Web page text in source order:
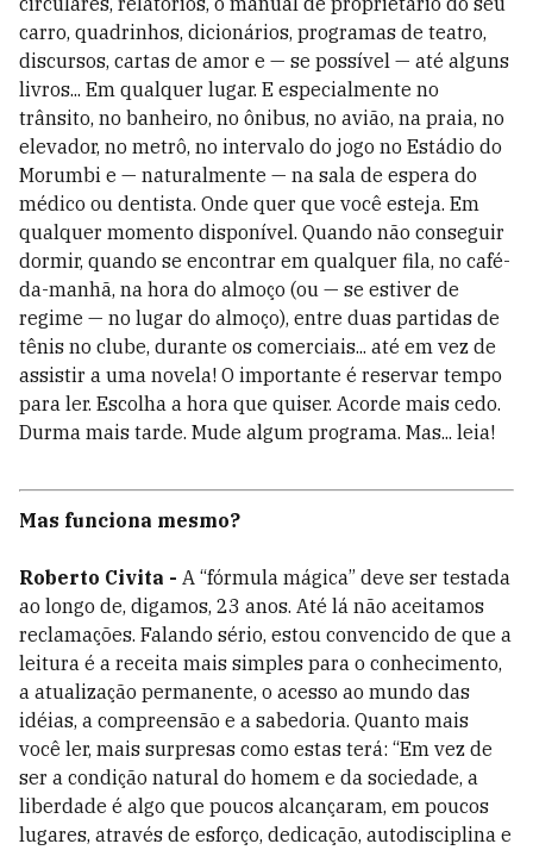
carro, quadrinhos, dicionários, programas de teatro,
discursos, cartas de amor e — se possível — até alguns
livros... Em qualquer lugar. E especialmente no
trânsito, no banheiro, no ônibus, no avião, na praia, no
elevador, no metrô, no intervalo do jogo no Estádio do
Morumbi e — naturalmente — na sala de espera do
médico ou dentista. Onde quer que você esteja. Em
qualquer momento disponível. Quando não conseguir
dormir, quando se encontrar em qualquer fila, no café-
da-manhã, na hora do almoço (ou — se estiver de
regime — no lugar do almoço), entre duas partidas de
tênis no clube, durante os comerciais... até em vez de
assistir a uma novela! O importante é reservar tempo
para ler. Escolha a hora que quiser. Acorde mais cedo.
Durma mais tarde. Mude algum programa. Mas... leia!
Mas funciona mesmo?
Roberto Civita - A “fórmula mágica” deve ser testada
ao longo de, digamos, 23 anos. Até lá não aceitamos
reclamações. Falando sério, estou convencido de que a
leitura é a receita mais simples para o conhecimento,
a atualização permanente, o acesso ao mundo das
idéias, a compreensão e a sabedoria. Quanto mais
você ler, mais surpresas como estas terá: “Em vez de
ser a condição natural do homem e da sociedade, a
liberdade é algo que poucos alcançaram, em poucos
lugares, através de esforço, dedicação, autodisciplina e